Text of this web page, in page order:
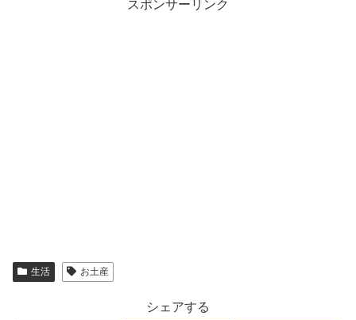
スポンサーリンク
生活 お土産
シェアする